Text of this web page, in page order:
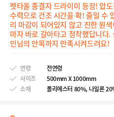
펫타올 종결자 드라이미 등장! 압
수력으로 건조 시간을 확! 줄일 수
리 마감이 되어있지 않고 진한 원
마자 바로 갈아타고 정착했답니다
인님의 안목까지 만족시켜드려요!
연령
전연령
사이즈
500mm X 1000mm
소재
폴리에스터 80%, 나일론